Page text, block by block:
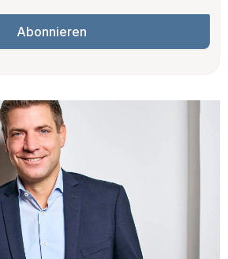
Abonnieren